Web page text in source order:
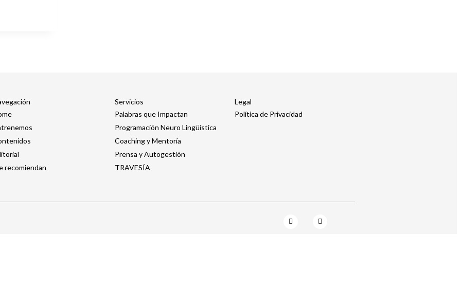
recomiendan
Servicios​
Palabras que Impactan
Programación Neuro Lingüística
Coaching y Mentoría
Prensa y Autogestión
TRAVESÍA
Legal
Política de Privacidad​